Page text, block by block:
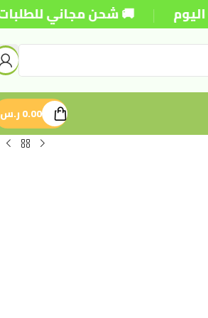
| 🚚 شحن مجاني للطلبات فوق 250 ريال
0.00ر.س